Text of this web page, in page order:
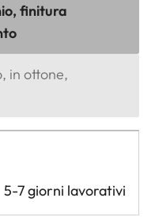
finitura
in ottone,
5-7 giorni lavorativi